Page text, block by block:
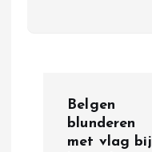
Belgen
blunderen
met vlag bij